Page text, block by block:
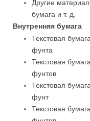
Другие
бумага и т. д.
Внутренняя бумага
Текстовая
фунта
Текстовая
фунтов
Текстовая
фунт
Текстовая